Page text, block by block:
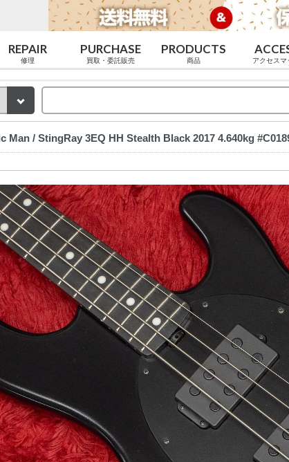
REPAIR
修理
PURCHASE
買取・委託販売
PRODUCTS
商品 アクセスマ
Man / StingRay 3EQ HH Stealth Black 2017 4.640kg